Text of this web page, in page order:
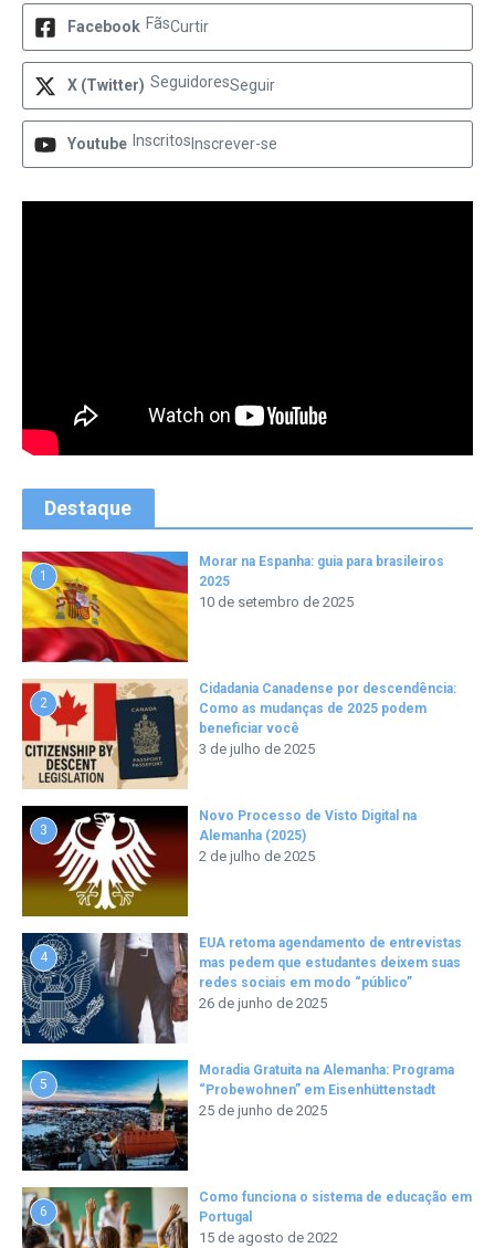
Facebook FãsCurtir
X (Twitter) SeguidoresSeguir
Youtube Inscritos Inscrever-se
Destaque
1
Morar na Espanha: guia para brasileiros
2025
10 de setembro de 2025
2
Cidadania Canadense por descendência:
Como as mudanças de 2025 podem
beneficiar você
3 de julho de 2025
3
Novo Processo de Visto Digital na
Alemanha (2025)
2 de julho de 2025
4
EUA retoma agendamento de entrevistas
mas pedem que estudantes deixem suas
redes sociais em modo “público”
26 de junho de 2025
5
Moradia Gratuita na Alemanha: Programa
“Probewohnen” em Eisenhüttenstadt
25 de junho de 2025
6
Como funciona o sistema de educação em
Portugal
15 de agosto de 2022